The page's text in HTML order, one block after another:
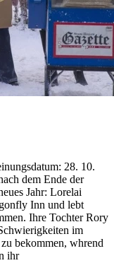
28. 10.
dem Ende der
Jahr: Lorelai
Inn und lebt
Ihre Tochter Rory
im
bekommen, whrend
ihr